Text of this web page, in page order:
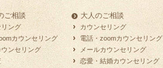
ご相談
リング
カウンセリング
ウンセリング
大人のご相談
カウンセリング
電話・zoomカウンセリング
メールカウンセリング
恋愛・結婚カウンセリング